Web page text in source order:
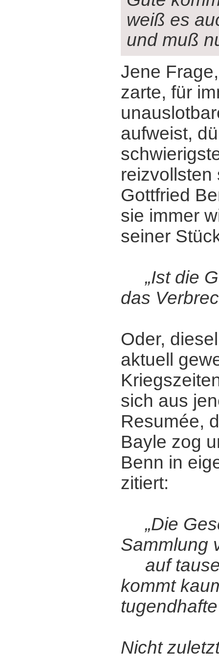
weiß es
und muß
Jene
zarte, für
aufweist,
reizvollsten
Gottfried
sie immer
seiner
„Ist die
das
Oder,
aktuell
sich aus
Resumée,
Bayle zog
Benn in
zitiert:
„Die
Sammlung
auf
kommt
tugendhafte
Nicht